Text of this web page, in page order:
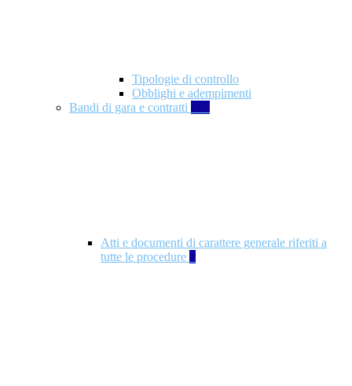
Tipologie di controllo
Obblighi e adempimenti
Bandi di gara e contratti 326
Atti e documenti di carattere generale riferiti a
tutte le procedure 5